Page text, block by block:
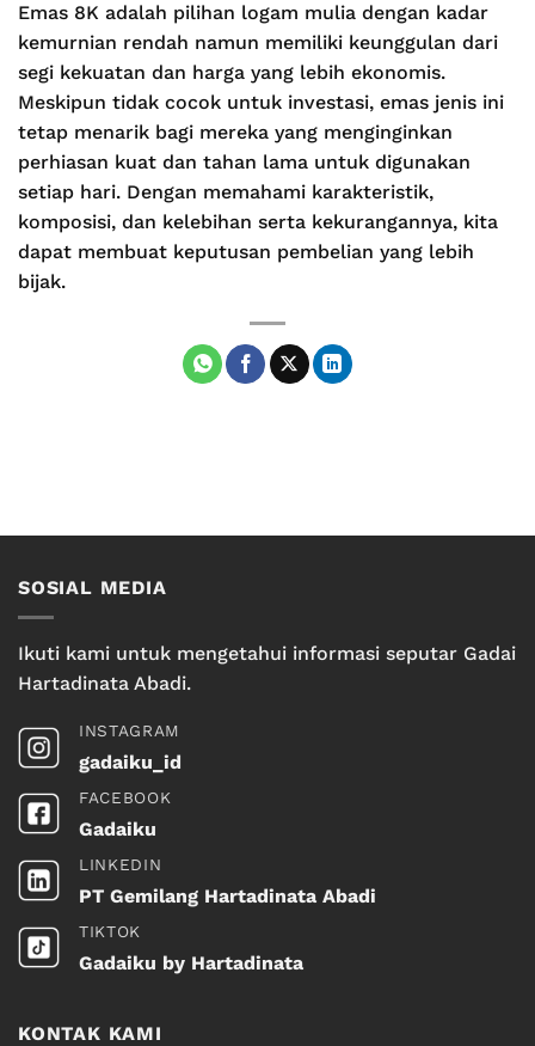
Emas 8K adalah pilihan logam mulia dengan kadar
kemurnian rendah namun memiliki keunggulan dari
segi kekuatan dan harga yang lebih ekonomis.
Meskipun tidak cocok untuk investasi, emas jenis ini
tetap menarik bagi mereka yang menginginkan
perhiasan kuat dan tahan lama untuk digunakan
setiap hari. Dengan memahami karakteristik,
komposisi, dan kelebihan serta kekurangannya, kita
dapat membuat keputusan pembelian yang lebih
bijak.
SOSIAL MEDIA
Ikuti kami untuk mengetahui informasi seputar Gadai
Hartadinata Abadi.
INSTAGRAM
gadaiku_id
FACEBOOK
Gadaiku
LINKEDIN
PT Gemilang Hartadinata Abadi
TIKTOK
Gadaiku by Hartadinata
KONTAK KAMI